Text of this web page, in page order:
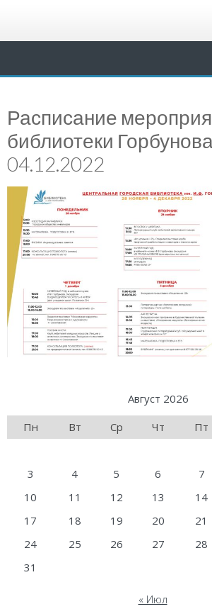
Расписание
библиотеки
04.12.2022
Август 2026
Пн
Вт Ср Чт Пт
3
4 5 6 7
10
11 12 13 14
17
18 19 20 21
24
25 26 27 28
31
« Июл